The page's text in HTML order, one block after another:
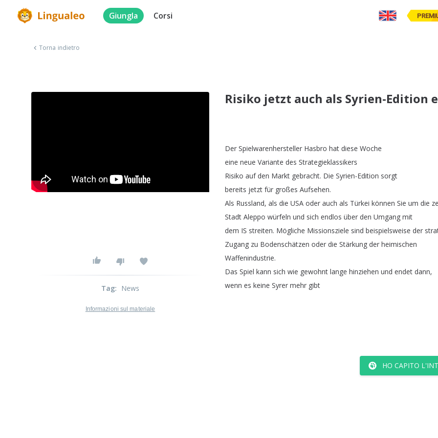
Giungla Corsi
Torna indietro
Risiko jetzt auch als Syrien-Edition
Der Spielwarenhersteller Hasbro hat diese Woche
eine neue Variante des Strategieklassikers
Risiko auf den Markt gebracht. Die Syrien-Edition sorgt
bereits jetzt für großes Aufsehen.
Als Russland, als die USA oder auch als Türkei können Sie um die
Stadt Aleppo würfeln und sich endlos über den Umgang mit
dem IS streiten. Mögliche Missionsziele sind beispielsweise der
Zugang zu Bodenschätzen oder die Stärkung der heimischen
Waffenindustrie.
Das Spiel kann sich wie gewohnt lange hinziehen und endet dann,
wenn es keine Syrer mehr gibt
HO CAPITO
Tag: News
Informazioni sul materiale